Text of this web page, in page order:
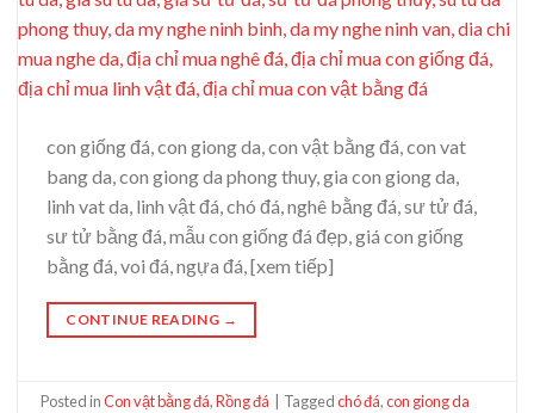
con giống đá, con giong da, con vật bằng đá, con vat
bang da, con giong da phong thuy, gia con giong da,
linh vat da, linh vật đá, chó đá, nghê bằng đá, sư tử đá,
sư tử bằng đá, mẫu con giống đá đẹp, giá con giống
bằng đá, voi đá, ngựa đá, [xem tiếp]
CONTINUE READING →
Posted inCon vật bằng đá,Rồng đá Taggedchó đá,con giong da